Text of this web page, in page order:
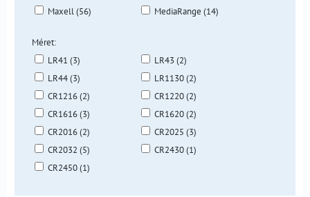
Maxell (56)
MediaRange (14)
Méret:
LR41 (3)
LR43 (2)
LR44 (3)
LR1130 (2)
CR1216 (2)
CR1220 (2)
CR1616 (3)
CR1620 (2)
CR2016 (2)
CR2025 (3)
CR2032 (5)
CR2430 (1)
CR2450 (1)